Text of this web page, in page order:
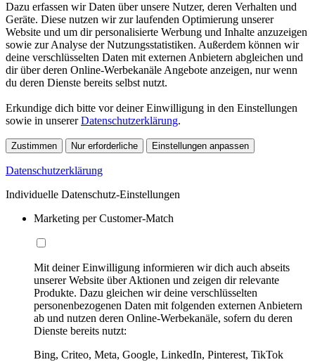
Dazu erfassen wir Daten über unsere Nutzer, deren Verhalten und
Geräte. Diese nutzen wir zur laufenden Optimierung unserer
Website und um dir personalisierte Werbung und Inhalte anzuzeigen
sowie zur Analyse der Nutzungsstatistiken. Außerdem können wir
deine verschlüsselten Daten mit externen Anbietern abgleichen und
dir über deren Online-Werbekanäle Angebote anzeigen, nur wenn
du deren Dienste bereits selbst nutzt.
Erkundige dich bitte vor deiner Einwilligung in den Einstellungen
sowie in unsererDatenschutzerklärung.
Zustimmen Nur erforderliche Einstellungen anpassen
Datenschutzerklärung
Individuelle Datenschutz-Einstellungen
Marketing per Customer-Match
Mit deiner Einwilligung informieren wir dich auch abseits
unserer Website über Aktionen und zeigen dir relevante
Produkte. Dazu gleichen wir deine verschlüsselten
personenbezogenen Daten mit folgenden externen Anbietern
ab und nutzen deren Online-Werbekanäle, sofern du deren
Dienste bereits nutzt:
Bing, Criteo, Meta, Google, LinkedIn, Pinterest, TikTok